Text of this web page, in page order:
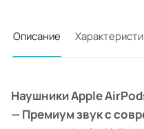
Описание
Наушники Apple
— Премиум звук с